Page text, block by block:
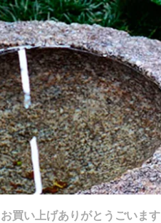
お買い上げありがとうごいます